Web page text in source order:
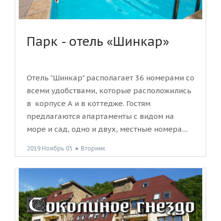
Парк - отель «Шинкар»
Отель "Шинкар" располагает 36 номерами со
всеми удобствами, которые расположились
в корпусе А и в коттедже. Гостям
предлагаются апартаменты с видом на
море и сад, одно и двух, местные номера....
2019 Ноябрь 05 ● Вторник